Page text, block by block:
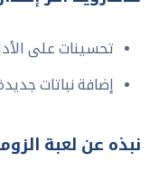
تحسينات على
إضافة نباتات
نبذه عن لعبة الزومبي 2 احدث